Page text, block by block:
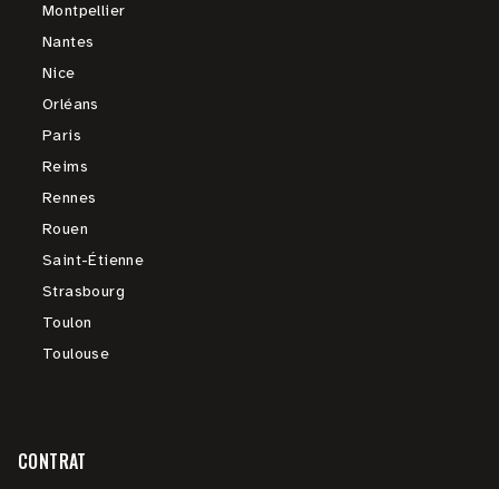
Montpellier
Nantes
Nice
Orléans
Paris
Reims
Rennes
Rouen
Saint-Étienne
Strasbourg
Toulon
Toulouse
CONTRAT